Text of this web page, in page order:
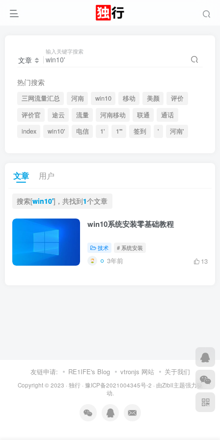
文章
输入关键字搜索
热门搜索
三网流量汇总 河南 win10 移动 美颜
评价
评价官
途云 流量 河南移动 联通
通话
index
win10' 电信 1' 1'" 签到 ' 河南'
文章 用户
搜索[win10']，共找到1个文章
win10系统安装零基础教程
技术 # 系统安装
3年前 13
友链申请: RE1IFE's Blog vtronjs 网站 关于我们
Copyright © 2023 · 独行· 豫ICP备2021004345号-2 · 由Zibll主题强力驱
动.